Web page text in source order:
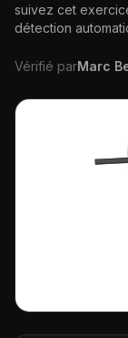
suivez cet
détection
Vérifié parMarc